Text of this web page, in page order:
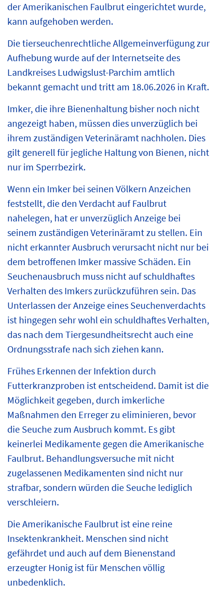
der Amerikanischen Faulbrut eingerichtet wurde,
kann aufgehoben werden.
Die tierseuchenrechtliche Allgemeinverfügung zur
Aufhebung wurde auf der Internetseite des
Landkreises Ludwigslust-Parchim amtlich
bekannt gemacht und tritt am 18.06.2026 in Kraft.
Imker, die ihre Bienenhaltung bisher noch nicht
angezeigt haben, müssen dies unverzüglich bei
ihrem zuständigen Veterinäramt nachholen. Dies
gilt generell für jegliche Haltung von Bienen, nicht
nur im Sperrbezirk.
Wenn ein Imker bei seinen Völkern Anzeichen
feststellt, die den Verdacht auf Faulbrut
nahelegen, hat er unverzüglich Anzeige bei
seinem zuständigen Veterinäramt zu stellen. Ein
nicht erkannter Ausbruch verursacht nicht nur bei
dem betroffenen Imker massive Schäden. Ein
Seuchenausbruch muss nicht auf schuldhaftes
Verhalten des Imkers zurückzuführen sein. Das
Unterlassen der Anzeige eines Seuchenverdachts
ist hingegen sehr wohl ein schuldhaftes Verhalten,
das nach dem Tiergesundheitsrecht auch eine
Ordnungsstrafe nach sich ziehen kann.
Frühes Erkennen der Infektion durch
Futterkranzproben ist entscheidend. Damit ist die
Möglichkeit gegeben, durch imkerliche
Maßnahmen den Erreger zu eliminieren, bevor
die Seuche zum Ausbruch kommt. Es gibt
keinerlei Medikamente gegen die Amerikanische
Faulbrut. Behandlungsversuche mit nicht
zugelassenen Medikamenten sind nicht nur
strafbar, sondern würden die Seuche lediglich
verschleiern.
Die Amerikanische Faulbrut ist eine reine
Insektenkrankheit. Menschen sind nicht
gefährdet und auch auf dem Bienenstand
erzeugter Honig ist für Menschen völlig
unbedenklich.